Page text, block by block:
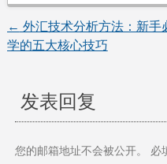
文
导
航
← 外汇技术分析方法：新手
学的五大核心技巧
发表回复
您的邮箱地址不会被公开。 必